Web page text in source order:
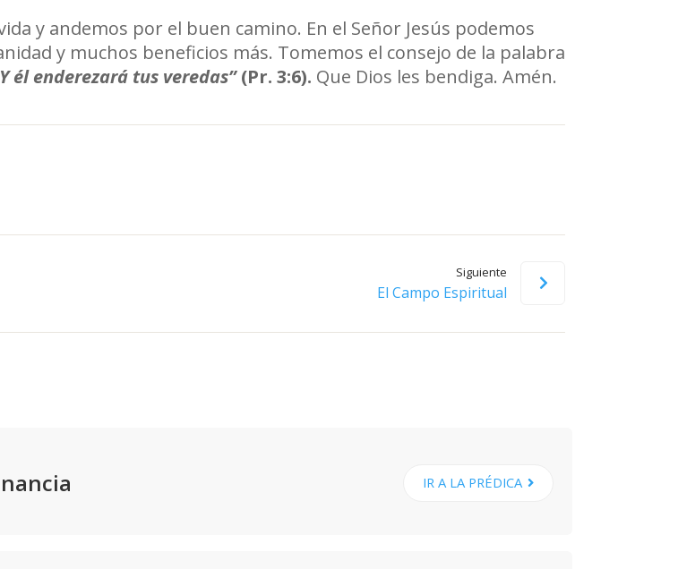
y andemos por el buen camino. En el Señor Jesús podemos
y muchos beneficios más. Tomemos el consejo de la palabra
él enderezará tus veredas”(Pr. 3:6). Que Dios les bendiga. Amén.
Siguiente
El Campo Espiritual
IR A LA PRÉDICA